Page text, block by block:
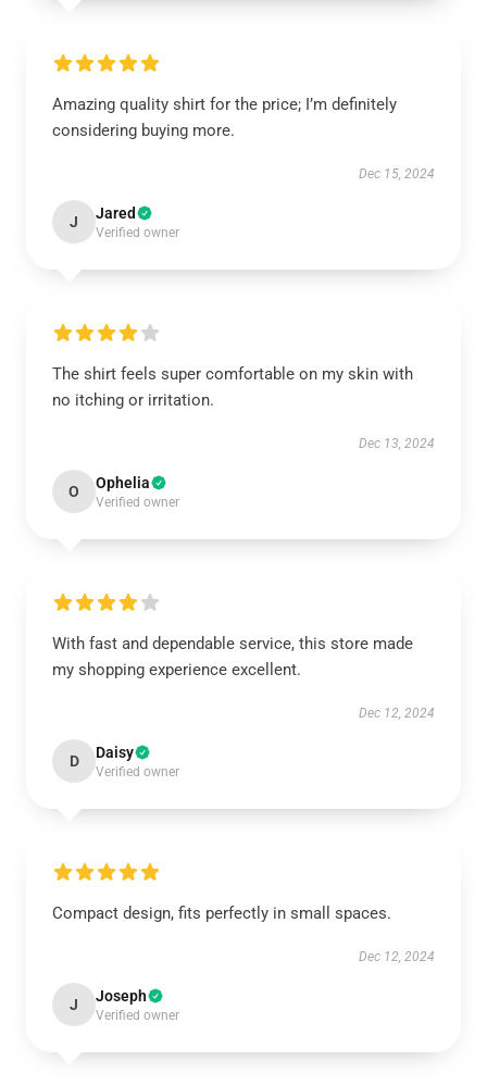
Amazing quality shirt for the price; I’m definitely
considering buying more.
Dec 15, 2024
J Jared
Verified owner
The shirt feels super comfortable on my skin with
no itching or irritation.
Dec 13, 2024
O Ophelia
Verified owner
With fast and dependable service, this store made
my shopping experience excellent.
Dec 12, 2024
D Daisy
Verified owner
Compact design, fits perfectly in small spaces.
Dec 12, 2024
J Joseph
Verified owner